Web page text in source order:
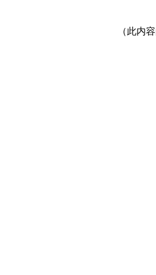
（此内